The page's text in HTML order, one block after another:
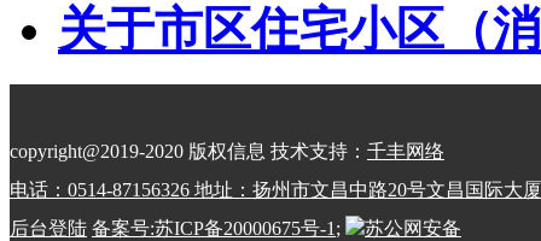
关于市区住宅小区（
copyright@2019-2020 版权信息 技术支持： 千丰网络
电话：0514-87156326 地址：扬州市文昌中路20号文昌国际大厦
后台登陆 备案号:苏ICP备20000675号-1;
苏公网安备